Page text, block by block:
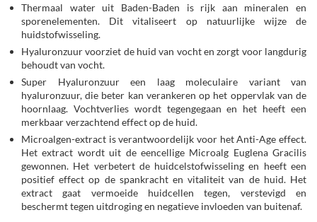
Thermaal water uit Baden-Baden is rijk aan mineralen en
sporenelementen. Dit vitaliseert op natuurlijke wijze de
huidstofwisseling.
Hyaluronzuur voorziet de huid van vocht en zorgt voor langdurig
behoudt van vocht.
Super Hyaluronzuur een laag moleculaire variant van
hyaluronzuur, die beter kan verankeren op het oppervlak van de
hoornlaag. Vochtverlies wordt tegengegaan en het heeft een
merkbaar verzachtend effect op de huid.
Microalgen-extract is verantwoordelijk voor het Anti-Age effect.
Het extract wordt uit de eencellige Microalg Euglena Gracilis
gewonnen. Het verbetert de huidcelstofwisseling en heeft een
positief effect op de spankracht en vitaliteit van de huid. Het
extract gaat vermoeide huidcellen tegen, verstevigd en
beschermt tegen uitdroging en negatieve invloeden van buitenaf.